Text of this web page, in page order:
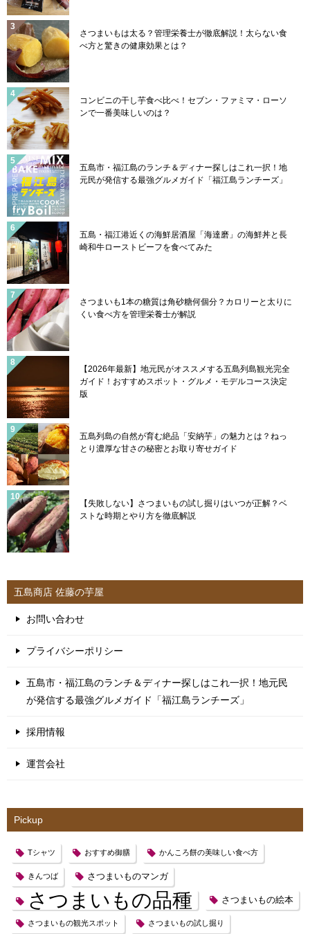
さつまいもは太る？管理栄養士が徹底解説！太らない食
べ方と驚きの健康効果とは？
コンビニの干し芋食べ比べ！セブン・ファミマ・ローソ
ンで一番美味しいのは？
五島市・福江島のランチ＆ディナー探しはこれ一択！地
元民が発信する最強グルメガイド「福江島ランチーズ」
五島・福江港近くの海鮮居酒屋「海達磨」の海鮮丼と長
崎和牛ローストビーフを食べてみた
さつまいも1本の糖質は角砂糖何個分？カロリーと太りに
くい食べ方を管理栄養士が解説
【2026年最新】地元民がオススメする五島列島観光完全
ガイド！おすすめスポット・グルメ・モデルコース決定
版
五島列島の自然が育む絶品「安納芋」の魅力とは？ねっ
とり濃厚な甘さの秘密とお取り寄せガイド
【失敗しない】さつまいもの試し掘りはいつが正解？ベ
ストな時期とやり方を徹底解説
五島商店 佐藤の芋屋
お問い合わせ
プライバシーポリシー
五島市・福江島のランチ＆ディナー探しはこれ一択！地元民
が発信する最強グルメガイド「福江島ランチーズ」
採用情報
運営会社
Pickup
Tシャツ おすすめ御膳 かんころ餅の美味しい食べ方
きんつば さつまいものマンガ
さつまいもの品種 さつまいもの絵本
さつまいもの観光スポット さつまいもの試し掘り